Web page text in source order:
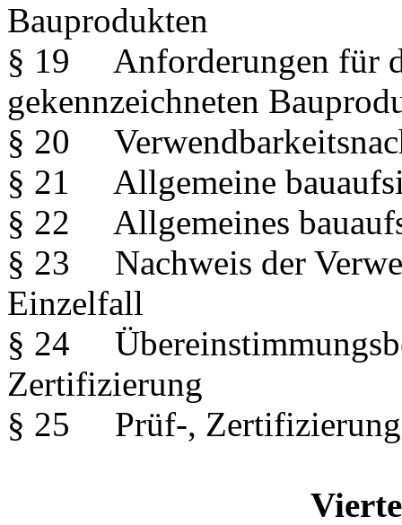
Bauprodukten
§ 19 Anforderungen für
gekennzeichneten
§ 20
§ 21 Allgemeine
§ 22 Allgemeines
§ 23 Nachweis der
Einzelfall
§ 24
Zertifizierung
§ 25 Prüf-,